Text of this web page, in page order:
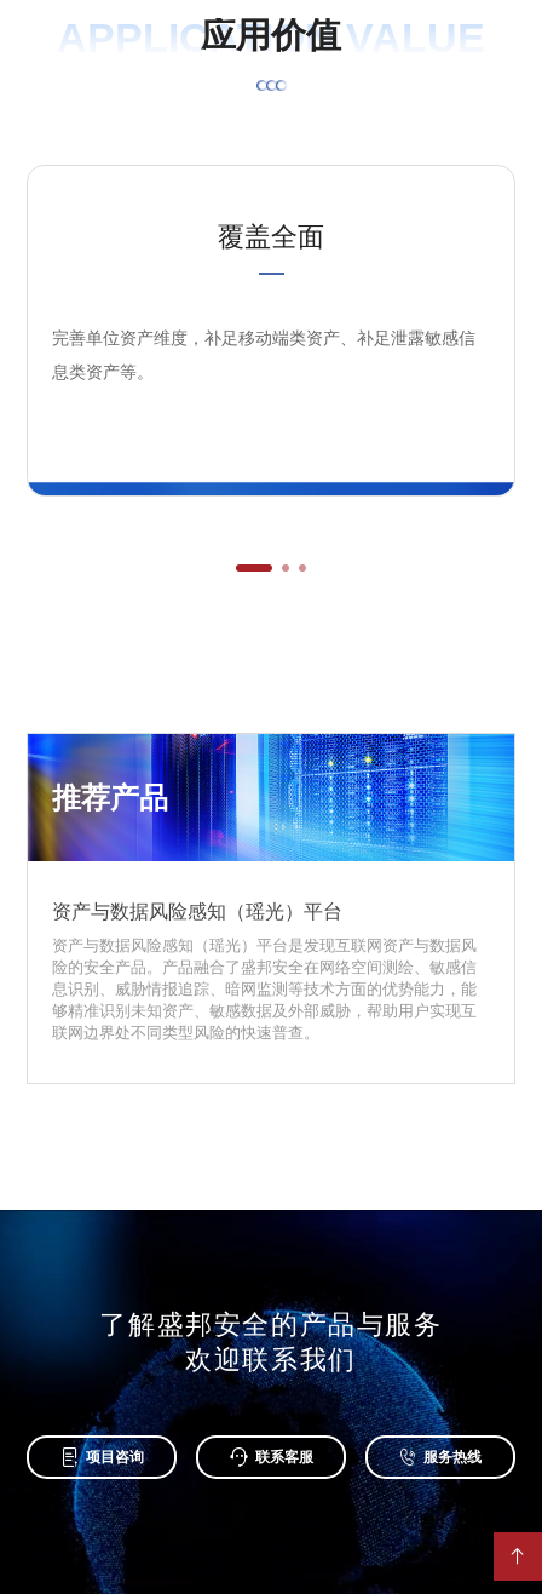
APPLICATION VALUE
应用价值
覆盖全面
完善单位资产维度，补足移动端类资产、补足泄露敏感信
息类资产等。
推荐产品
资产与数据风险感知（瑶光）平台
资产与数据风险感知（瑶光）平台是发现互联网资产与数据风
险的安全产品。产品融合了盛邦安全在网络空间测绘、敏感信
息识别、威胁情报追踪、暗网监测等技术方面的优势能力，能
够精准识别未知资产、敏感数据及外部威胁，帮助用户实现互
联网边界处不同类型风险的快速普查。

了解盛邦安全的产品与服务
欢迎联系我们
 项目咨询  联系客服  服务热线